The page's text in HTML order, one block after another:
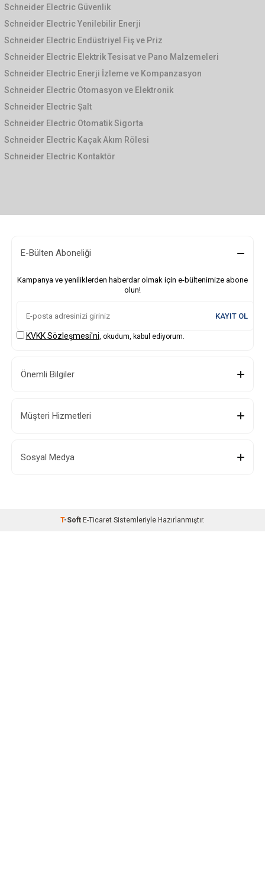
Schneider Electric Güvenlik
Schneider Electric Yenilebilir Enerji
Schneider Electric Endüstriyel Fiş ve Priz
Schneider Electric Elektrik Tesisat ve Pano Malzemeleri
Schneider Electric Enerji İzleme ve Kompanzasyon
Schneider Electric Otomasyon ve Elektronik
Schneider Electric Şalt
Schneider Electric Otomatik Sigorta
Schneider Electric Kaçak Akım Rölesi
Schneider Electric Kontaktör
E-Bülten Aboneliği
Kampanya ve yeniliklerden haberdar olmak için e-bültenimize abone
olun!
KAYIT OL
KVKK Sözleşmesi'ni, okudum, kabul ediyorum.
Önemli Bilgiler
Müşteri Hizmetleri
Sosyal Medya
T-Soft E-Ticaret Sistemleriyle Hazırlanmıştır.